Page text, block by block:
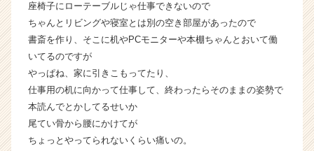
e
r
a
r
e
e
r）
座椅子にローテーブルじゃ仕事できないので
ちゃんとリビングや寝室とは別の空き部屋があったので
書斎を作り、そこに机やPCモニターや本棚ちゃんとおいて働
いてるのですが
やっぱね、家に引きこもってたり、
仕事用の机に向かって仕事して、終わったらそのままの姿勢で
本読んでとかしてるせいか
尾てい骨から腰にかけてが
ちょっとやってられないくらい痛いの。